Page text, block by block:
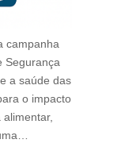
campanha
Segurança
a saúde das
o impacto